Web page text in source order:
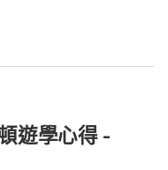
頓遊學心得 -